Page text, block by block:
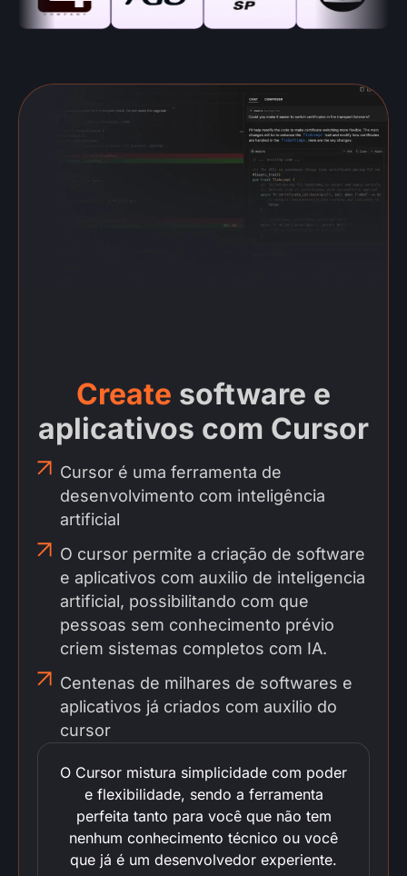
Create software e
aplicativos com Cursor
Cursor é uma ferramenta de
desenvolvimento com inteligência
artificial
O cursor permite a criação de software
e aplicativos com auxilio de inteligencia
artificial, possibilitando com que
pessoas sem conhecimento prévio
criem sistemas completos com IA.
Centenas de milhares de softwares e
aplicativos já criados com auxilio do
cursor
O Cursor mistura simplicidade com poder
e flexibilidade, sendo a ferramenta
perfeita tanto para você que não tem
nenhum conhecimento técnico ou você
que já é um desenvolvedor experiente.